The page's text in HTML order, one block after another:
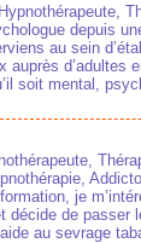
depuis
au sein
auprès d’adultes
soit mental,
je
décide de passer
au sevrage